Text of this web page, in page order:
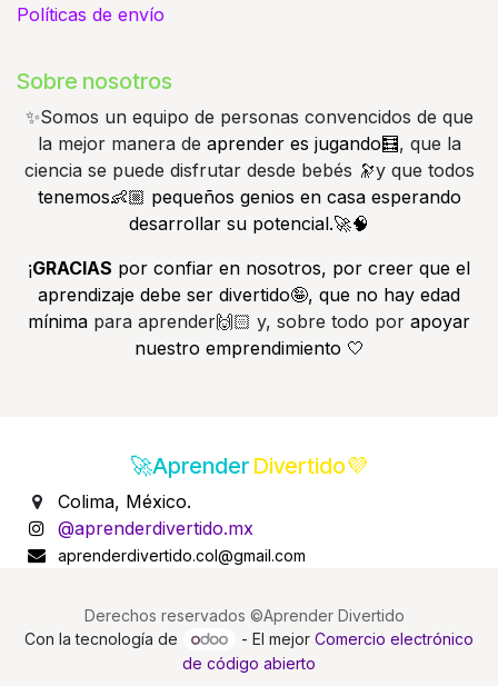
Políticas de envío
Sobre nosotros
✨️Somos un equipo de personas convencidos de que
la mejor manera de aprender es jugando🧮, que la
ciencia se puede disfrutar desde bebés 🔭y que todos
tenemos👶🏼 pequeños genios en casa esperando
desarrollar su potencial.🚀🧠
¡GRACIAS por confiar en nosotros, por creer que el
aprendizaje debe ser divertido🤪, que no hay edad
mínima para aprender🙌🏻 y, sobre todo por apoyar
nuestro emprendimiento 🤍
🚀Aprender Divertido💜
Colima, México.
@aprenderdivertido.mx
aprenderdivertido.col@gmail.com
Derechos reservados ©Aprender Divertido
Con la tecnología de
- El mejor Comercio electrónico
de código abierto